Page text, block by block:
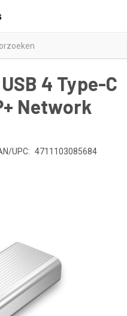
USB 4 Type-C
Network
UPC: 4711103085684